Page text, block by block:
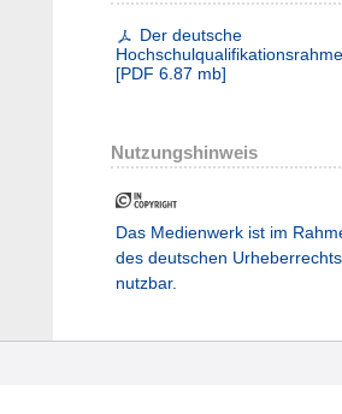
Der deutsche
[PDF 6.87 mb]
Nutzungshinweis
Das Medienwerk ist im
des deutschen Urheberrechts
nutzbar.